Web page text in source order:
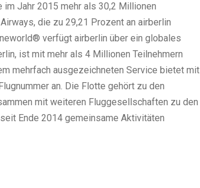
Jahr 2015 mehr als 30,2 Millionen
die zu 29,21 Prozent an airberlin
verfügt airberlin über ein globales
ist mit mehr als 4 Millionen Teilnehmern
mehrfach ausgezeichneten Service bietet mit
an. Die Flotte gehört zu den
mit weiteren Fluggesellschaften zu den
Ende 2014 gemeinsame Aktivitäten